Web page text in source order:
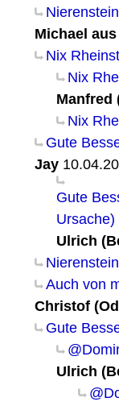
Michael
Nix
Nix
Manfred
Nix
Gute
Jay
Gute
Ursache)
Ulrich
Auch von
Christof
Gute
Ulrich